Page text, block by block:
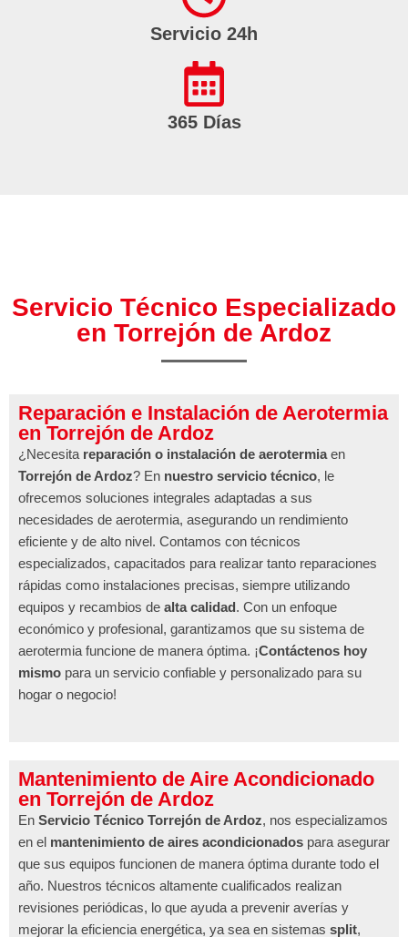
Servicio 24h
365 Días
Servicio Técnico Especializado
en Torrejón de Ardoz
Reparación e Instalación de Aerotermia
en Torrejón de Ardoz
¿Necesita reparación o instalación de aerotermiaen
Torrejón de Ardoz? En nuestro servicio técnico, le
ofrecemos soluciones integrales adaptadas a sus
necesidades de aerotermia, asegurando un rendimiento
eficiente y de alto nivel. Contamos con técnicos
especializados, capacitados para realizar tanto reparaciones
rápidas como instalaciones precisas, siempre utilizando
equipos y recambios de alta calidad. Con un enfoque
económico y profesional, garantizamos que su sistema de
aerotermia funcione de manera óptima. ¡Contáctenos hoy
mismo para un servicio confiable y personalizado para su
hogar o negocio!
Mantenimiento de Aire Acondicionado
en Torrejón de Ardoz
En Servicio Técnico Torrejón de Ardoz, nos especializamos
en el mantenimiento de aires acondicionados para asegurar
que sus equipos funcionen de manera óptima durante todo el
año. Nuestros técnicos altamente cualificados realizan
revisiones periódicas, lo que ayuda a prevenir averías y
mejorar la eficiencia energética, ya sea en sistemas split,